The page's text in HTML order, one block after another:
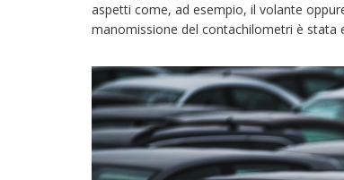
aspetti come, ad esempio, il volante
manomissione del contachilometri è stata